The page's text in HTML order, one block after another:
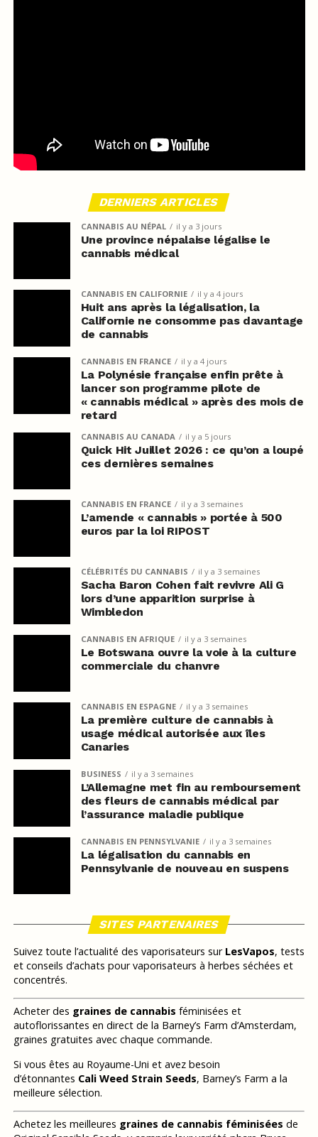
DERNIERS ARTICLES
CANNABIS AU NÉPAL il y a 3 jours
Une province népalaise légalise le
cannabis médical
CANNABIS EN CALIFORNIE il y a 4 jours
Huit ans après la légalisation, la
Californie ne consomme pas davantage
de cannabis
CANNABIS EN FRANCE il y a 4 jours
La Polynésie française enfin prête à
lancer son programme pilote de
« cannabis médical » après des mois de
retard
CANNABIS AU CANADA il y a 5 jours
Quick Hit Juillet 2026 : ce qu’on a loupé
ces dernières semaines
CANNABIS EN FRANCE il y a 3 semaines
L’amende « cannabis » portée à 500
euros par la loi RIPOST
CÉLÉBRITÉS DU CANNABIS il y a 3 semaines
Sacha Baron Cohen fait revivre Ali G
lors d’une apparition surprise à
Wimbledon
CANNABIS EN AFRIQUE il y a 3 semaines
Le Botswana ouvre la voie à la culture
commerciale du chanvre
CANNABIS EN ESPAGNE il y a 3 semaines
La première culture de cannabis à
usage médical autorisée aux îles
Canaries
BUSINESS il y a 3 semaines
L’Allemagne met fin au remboursement
des fleurs de cannabis médical par
l’assurance maladie publique
CANNABIS EN PENNSYLVANIE il y a 3 semaines
La légalisation du cannabis en
Pennsylvanie de nouveau en suspens
SITES PARTENAIRES
Suivez toute l’actualité des vaporisateurs sur LesVapos, tests
et conseils d’achats pour vaporisateurs à herbes séchées et
concentrés.
Acheter des graines de cannabis féminisées et
autoflorissantes en direct de la Barney’s Farm d’Amsterdam,
graines gratuites avec chaque commande.
Si vous êtes au Royaume-Uni et avez besoin
d’étonnantes Cali Weed Strain Seeds, Barney’s Farm a la
meilleure sélection.
Achetez les meilleures graines de cannabis féminisées de